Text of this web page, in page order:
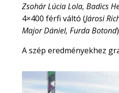
Zsohár Lúcia Lola, Badics
4×400 férfi váltó (Járosi
Major Dániel, Furda Botond
A szép eredményekhez